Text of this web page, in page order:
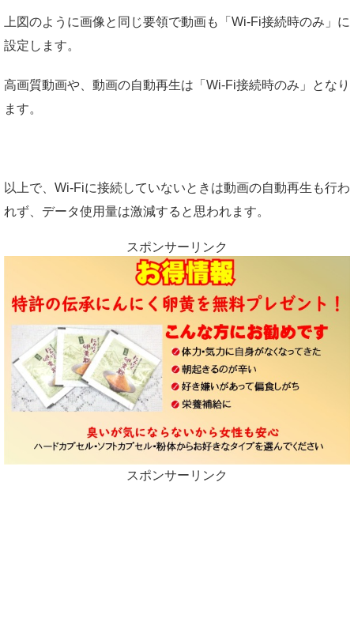
上図のように画像と同じ要領で動画も「Wi-Fi接続時のみ」に
設定します。
高画質動画や、動画の自動再生は 「Wi-Fi接続時のみ」となり
ます。
以上で、 Wi-Fiに接続していないときは動画の自動再生も行わ
れず、データ使用量は激減すると思われます。
スポンサーリンク
スポンサーリンク